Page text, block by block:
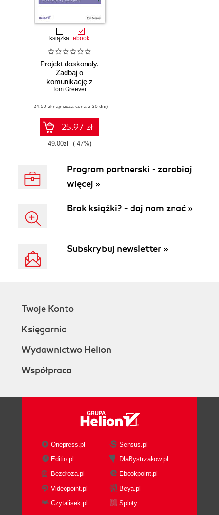
książka ebook
Projekt doskonały.
Zadbaj o
komunikację z
klientem, wysoki
zdrowy rozsądek
Tom Greever
(24,50 zł najniższa cena z 30 dni)
25.97 zł
49.00zł (-47%)
Program partnerski - zarabiaj
więcej »
Brak książki? - daj nam znać »
Subskrybuj newsletter »
Twoje Konto
Księgarnia
Wydawnictwo Helion
Współpraca
Onepress.pl
Sensus.pl
Editio.pl
DlaBystrzakow.pl
Bezdroza.pl
Ebookpoint.pl
Videopoint.pl
Beya.pl
Czytalisek.pl
Sploty